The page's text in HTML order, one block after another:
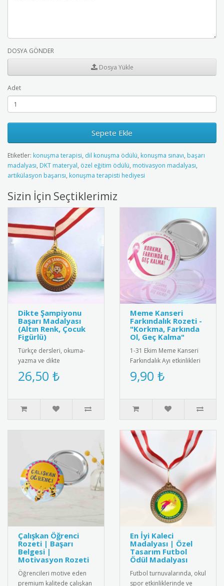
DOSYA GÖNDER
Dosya Yükle
Adet
Sepete Ekle
Etiketler: konuşma terapisi, dil konuşma ödülü, konuşma sınavı, başarı
madalyası, DKT materyal, özel eğitim ödülü, motivasyon madalyası,
artikülasyon başarısı, konuşma terapisti hediyesi
Sizin İçin Seçtiklerimiz
Dikte Şampiyonu
Başarı Madalyası
(Altın Renk, Çocuk
Figürlü)
Türkçe dersleri, okuma-
yazma ve dikte
yarışmalarında üstün
başarı gösteren
ödüllendirmek..
26,50 ₺
Meme Kanseri
Farkındalık Rozeti -
"Korkma, Farkında
Ol, Geç Kalma"
1-31 Ekim Meme Kanseri
Farkındalık Ayı etkinlikleri
ve sağlık projeleri için özel
olarak tasarlanmış..
9,90 ₺
Çalışkan Öğrenci
Rozeti | Başarı
Belgesi |
Motivasyon Rozeti
Öğrencileri motive eden
premium kalitede çalışkan
En İyi Kaleci
Madalyası | Özel
Tasarım Futbol
Ödül Madalyası
Futbol turnuvalarında, okul
spor etkinliklerinde ve